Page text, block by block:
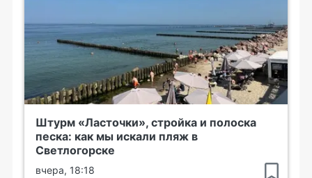
Штурм «Ласточки», стройка и полоска
песка: как мы искали пляж в
Светлогорске
вчера, 18:18